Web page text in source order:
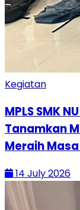
Kegiatan
MPLS SMK
Tanamkan
Meraih
14 July 2026